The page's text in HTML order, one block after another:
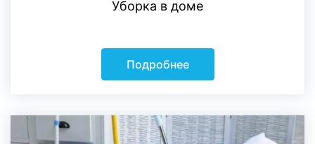
Уборка в доме
Подробнее